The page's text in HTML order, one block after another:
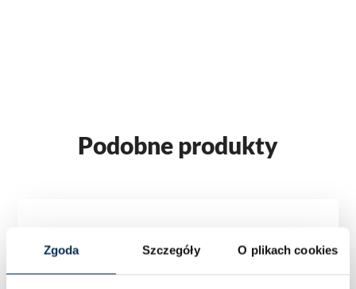
Zgoda Szczegóły O plikach cookies
Podobne produkty